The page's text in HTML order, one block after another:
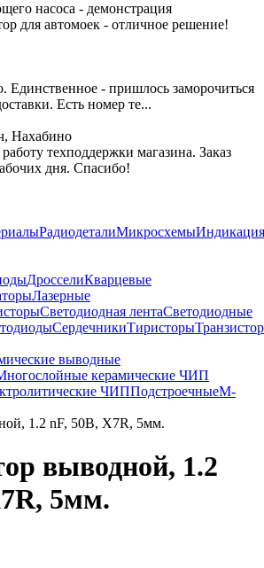
насоса - демонстрация
для автомоек - отличное решение!
Единственное - пришлось заморочиться
Есть номер те...
Нахабино
техподдержки магазина. Заказ
дня. Спасибо!
РадиодеталиМикросхемыИндикация
ДросселиКварцевые
Лазерные
Светодиодная лентаСветодиодные
СердечникиТиристоры
выводные
керамические ЧИП
ЧИППодстроечныеМ-
1.2 nF, 50В, X7R, 5мм.
выводной, 1.2
5мм.